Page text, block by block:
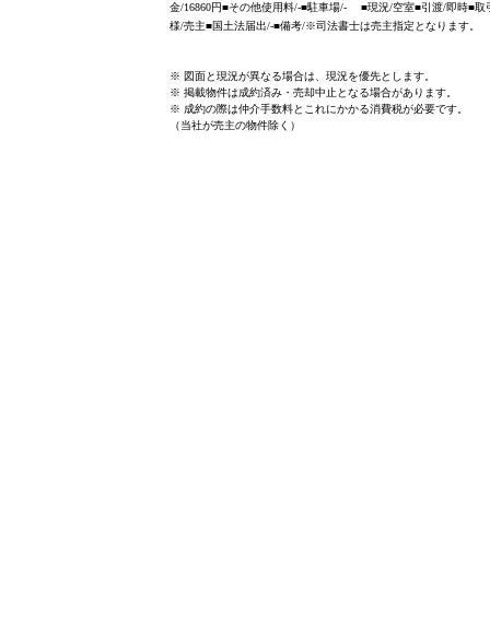
金/16860円■その他使用料/-■駐車場/- ■現況/空室■引渡/即時■取
様/売主■国土法届出/-■備考/※司法書士は売主指定となります。
※ 図面と現況が異なる場合は、現況を優先とします。
※ 掲載物件は成約済み・売却中止となる場合があります。
※ 成約の際は仲介手数料とこれにかかる消費税が必要です。
（当社が売主の物件除く）